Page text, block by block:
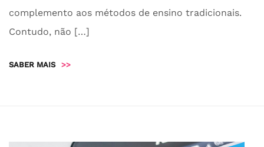
complemento aos métodos de ensino tradicionais.
Contudo, não […]
SABER MAIS >>